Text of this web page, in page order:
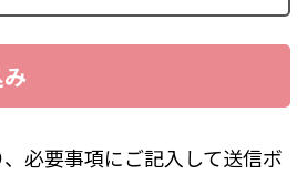
必要事項にご記入して送信ボ